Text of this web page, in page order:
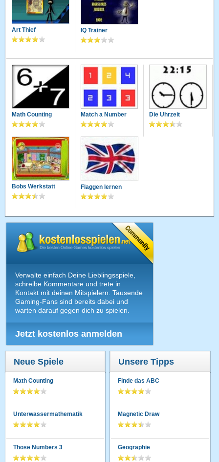
Art Thief IQ Trainer
Math Counting Match a Number Die Uhrzeit
Bobs Werkstatt Flaggen lernen
Verwalte einfach Deine Lieblingsspiele,
schreibe Kommentare und trete in
Kontakt mit deinen Mitspielern. Tausende
Gaming-Fans sind bereits dabei und
warten darauf gegen dich zu spielen.
Jetzt kostenlos anmelden
Neue Spiele
Math Counting
Unterwassermathematik
Those Numbers 3
Unsere Tipps
Finde das ABC
Magnetic Draw
Geographie